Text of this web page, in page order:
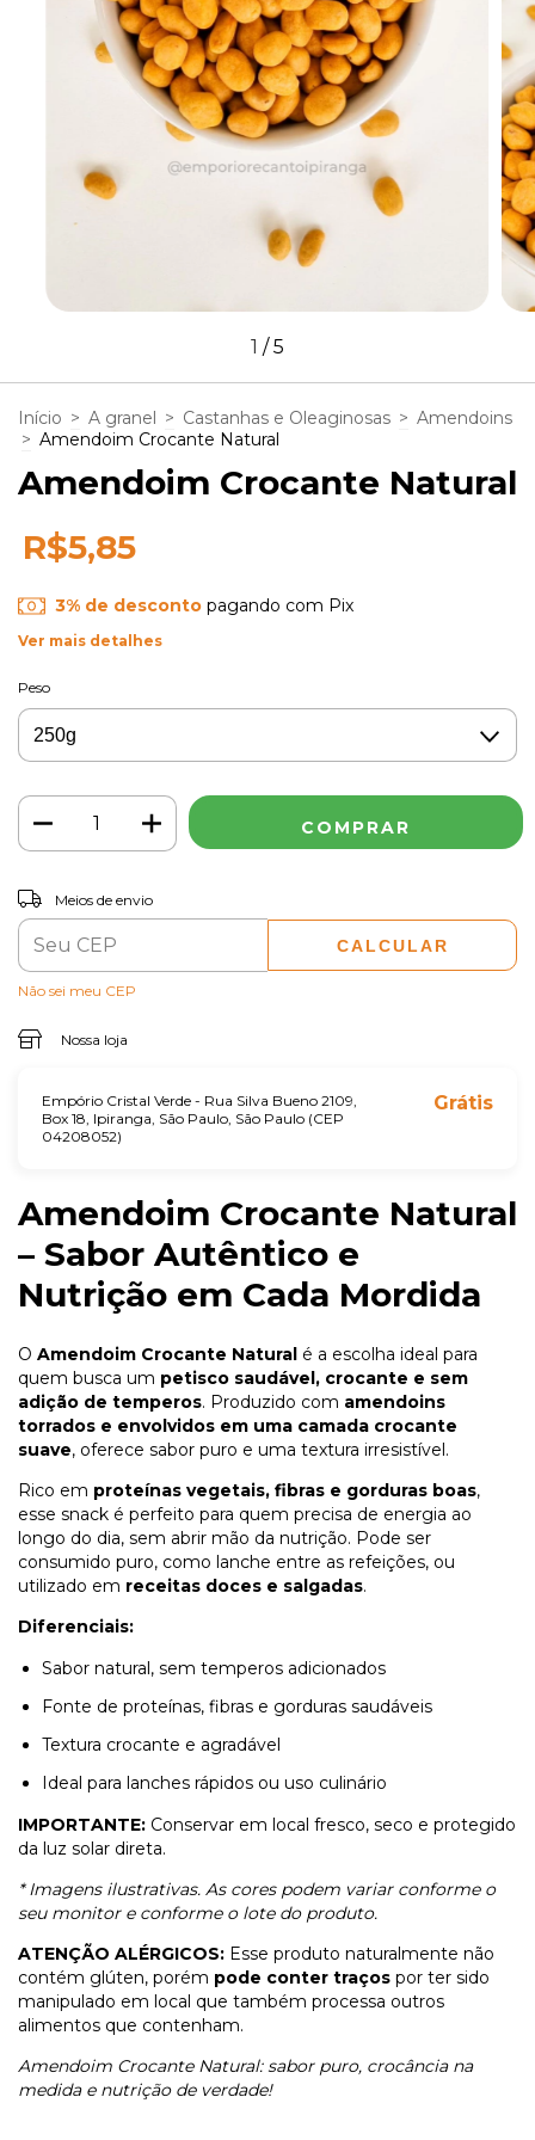
1 /5
Início > A granel > Castanhas e Oleaginosas > Amendoins
> Amendoim Crocante Natural
Amendoim Crocante Natural
R$5,85
3% de desconto pagando com Pix
Ver mais detalhes
Peso
Entregas para o CEP:
Meios de envio
CALCULAR
Não sei meu CEP
Nossa loja
Empório Cristal Verde - Rua Silva Bueno 2109,
Box 18, Ipiranga, São Paulo, São Paulo (CEP
04208052)
Grátis
Amendoim Crocante Natural
– Sabor Autêntico e
Nutrição em Cada Mordida
O Amendoim Crocante Natural é a escolha ideal para
quem busca um petisco saudável, crocante e sem
adição de temperos. Produzido com amendoins
torrados e envolvidos em uma camada crocante
suave, oferece sabor puro e uma textura irresistível.
Rico em proteínas vegetais, fibras e gorduras boas,
esse snack é perfeito para quem precisa de energia ao
longo do dia, sem abrir mão da nutrição. Pode ser
consumido puro, como lanche entre as refeições, ou
utilizado em receitas doces e salgadas.
Diferenciais:
Sabor natural, sem temperos adicionados
Fonte de proteínas, fibras e gorduras saudáveis
Textura crocante e agradável
Ideal para lanches rápidos ou uso culinário
IMPORTANTE: Conservar em local fresco, seco e protegido
da luz solar direta.
* Imagens ilustrativas. As cores podem variar conforme o
seu monitor e conforme o lote do produto.
ATENÇÃO ALÉRGICOS: Esse produto naturalmente não
contém glúten, porém pode conter traços por ter sido
manipulado em local que também processa outros
alimentos que contenham.
Amendoim Crocante Natural: sabor puro, crocância na
medida e nutrição de verdade!